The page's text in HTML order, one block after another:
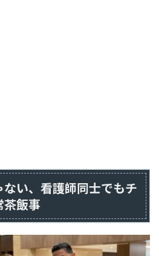
い、看護師同士でもチ
茶飯事